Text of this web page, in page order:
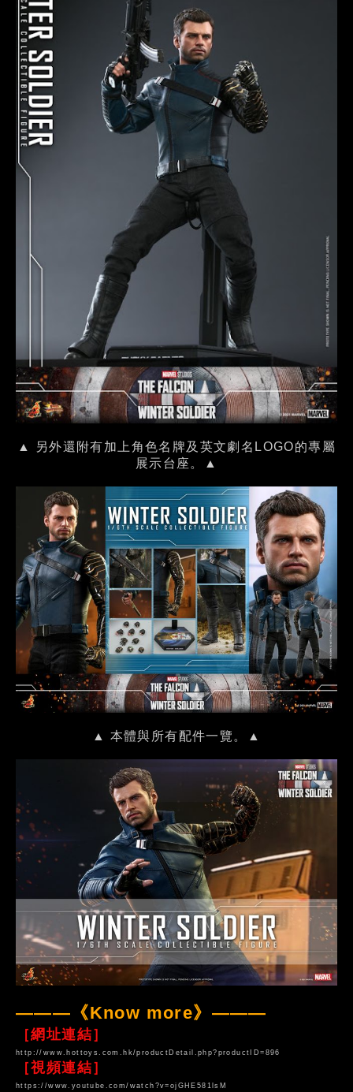
▲ 另外還附有加上角色名牌及英文劇名LOGO的專屬
展示台座。▲
▲ 本體與所有配件一覽。▲
———《Know more》———
［網址連結］
http://www.hottoys.com.hk/productDetail.php?productID=896
［視頻連結］
https://www.youtube.com/watch?v=ojGHE581lsM